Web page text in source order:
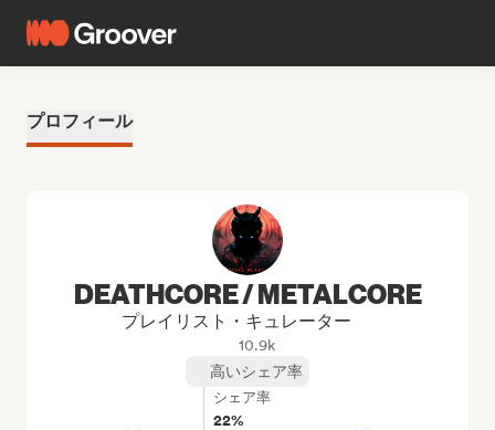
プロフィール
DEATHCORE / METALCORE
プレイリスト・キュレーター
10.9k
高いシェア率
シェア率
22%